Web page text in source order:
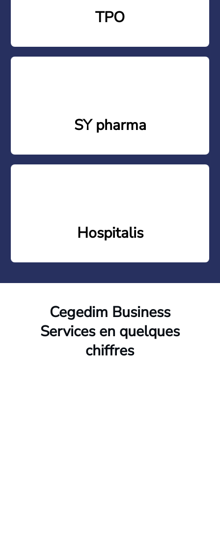
TPO
SY pharma
Hospitalis
Cegedim Business
Services en quelques
chiffres